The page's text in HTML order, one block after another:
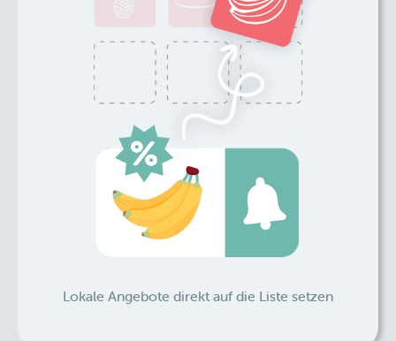
Lokale Angebote direkt auf die Liste setzen